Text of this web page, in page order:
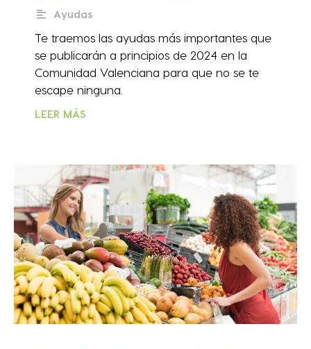
Ayudas
Te traemos las ayudas más importantes que
se publicarán a principios de 2024 en la
Comunidad Valenciana para que no se te
escape ninguna.
LEER MÁS